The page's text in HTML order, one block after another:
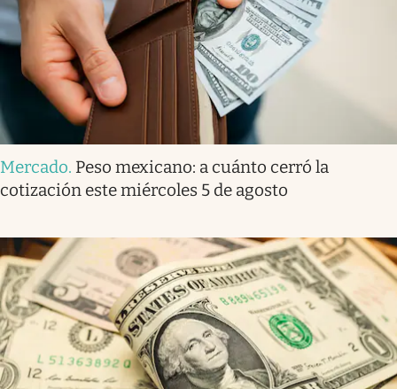
Mercado. Peso mexicano: a cuánto cerró la
cotización este miércoles 5 de agosto